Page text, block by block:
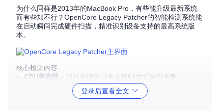
为什么同样是2013年的MacBook Pro，有些能升级最新系统
而有些却不行？OpenCore Legacy Patcher的智能检测系统能
在启动瞬间完成硬件扫描，精准识别设备支持的最高系统版
本。
核心检测内容
CPU兼容性 ：识别处理器是否支持64位扩展指令集
：判断GPU是否可通过补丁实现Metal支持
：检测Wi-Fi、蓝牙等组件的驱动适配情况
登录后查看全文